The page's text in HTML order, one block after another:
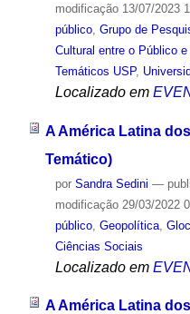
modificação13/07/2023
público, Grupo de
Cultural entre o Público
Temáticos USP,
Localizado em
A América Latina
Temático)
por Sandra Sedini —
modificação29/03/2022
público, Geopolítica,
Ciências Sociais
Localizado em
A América Latina